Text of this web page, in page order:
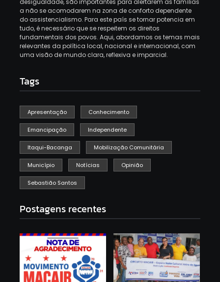
desigualdade, são importantes para alertarem as famílias
a não se acomodarem na zona de conforto dependente
do assistencialismo. Para este país se tornar potencia em
tudo, é necessário que se respeitem os direitos
fundamentais dos povos. Aqui, abordamos os temas mais
relevantes da política local, nacional e internacional, com
uma visão de mundo clara, reflexiva e imparcial.
Tags
Apresentação Conhecimento
Emancipação Independente
Itaqui-Bacanga Mobilização Comunitária
Município Notícias Opinião
Sebastião Santos
Postagens recentes